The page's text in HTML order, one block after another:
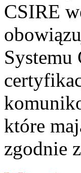
CSIRE
które
zgodnie